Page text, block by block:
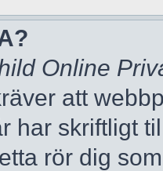
Online
att
har skriftligt
rör dig